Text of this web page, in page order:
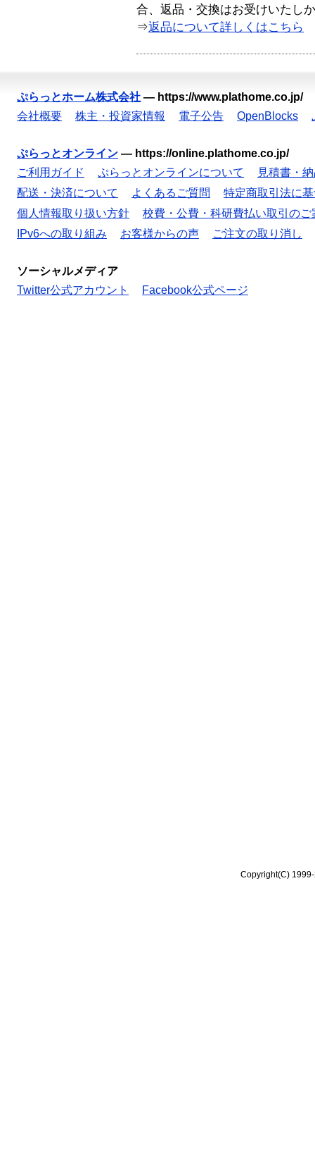
合、返品・交換はお受けいたし
⇒返品について詳しくはこちら
ぷらっとホーム株式会社 — https://www.plathome.co.jp/
会社概要
株主・投資家情報 電子公告 OpenBlocks
ぷらっとオンライン — https://online.plathome.co.jp/
ご利用ガイド
ぷらっとオンラインについて
見積書・
配送・決済について
よくあるご質問
特定商取引法に
個人情報取り扱い方針
校費・公費・科研費払い取引のご
IPv6への取り組み
お客様からの声 ご注文の取り消し
ソーシャルメディア
Twitter公式アカウント
Facebook公式ページ
Copyright(C)